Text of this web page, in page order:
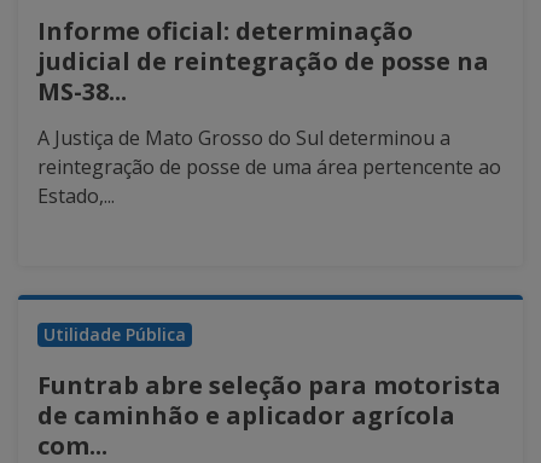
Informe oficial: determinação
judicial de reintegração de posse na
MS-38...
A Justiça de Mato Grosso do Sul determinou a
reintegração de posse de uma área pertencente ao
Estado,...
Utilidade Pública
Funtrab abre seleção para motorista
de caminhão e aplicador agrícola
com...